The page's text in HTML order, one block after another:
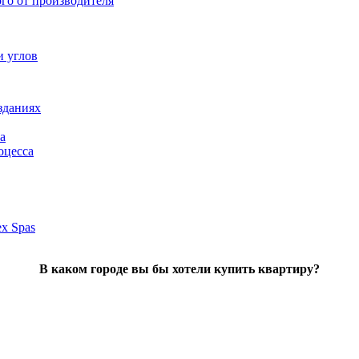
углов
Spas
В каком городе вы бы хотели купить квартиру?